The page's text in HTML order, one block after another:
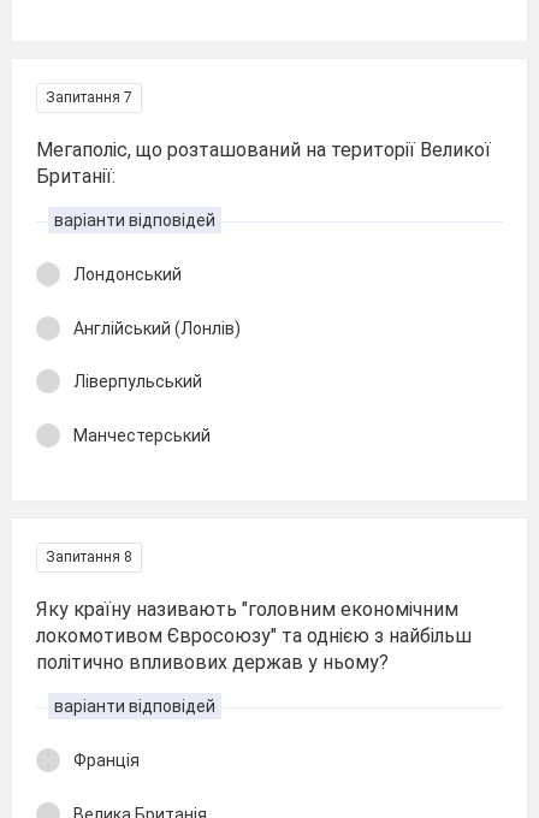
Запитання 7
Мегаполіс, що розташований на території Великої
Британії:
варіанти відповідей
Лондонський
Англійський (Лонлів)
Ліверпульський
Манчестерський
Запитання 8
Яку країну називають "головним економічним
локомотивом Євросоюзу" та однією з найбільш
політично впливових держав у ньому?
варіанти відповідей
Франція
Велика Британія